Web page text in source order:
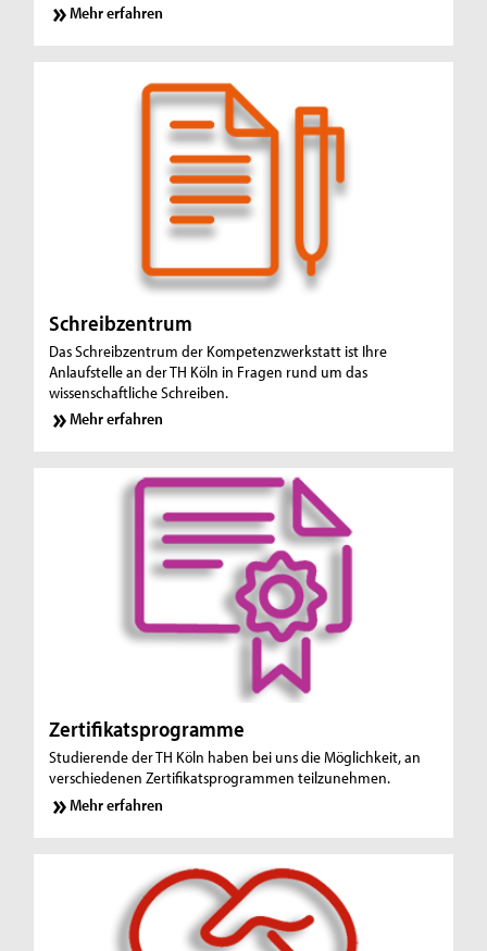
Mehr erfahren
Schreibzentrum
Das Schreibzentrum der Kompetenzwerkstatt ist Ihre
Anlaufstelle an der TH Köln in Fragen rund um das
wissenschaftliche Schreiben.
Mehr erfahren
Zertifikatsprogramme
Studierende der TH Köln haben bei uns die Möglichkeit, an
verschiedenen Zertifikatsprogrammen teilzunehmen.
Mehr erfahren